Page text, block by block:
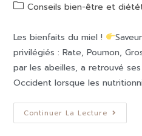
Conseils bien-être et
Les bienfaits du miel !
privilégiés : Rate, Poumon,
par les abeilles, a retrouvé
Occident lorsque les
Continuer La Lecture